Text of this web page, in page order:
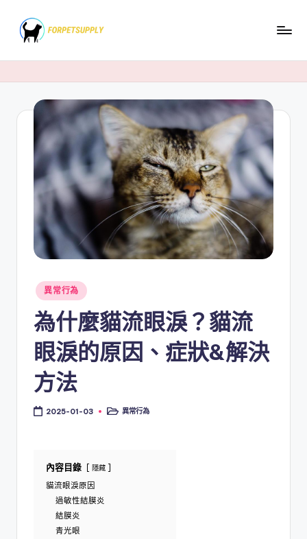
content
Posted
in
異常行為
為什麼貓流眼淚？貓流
眼淚的原因、症狀&解決
方法
2025-01-03
Posted異常行為
內容目錄 隱藏
貓流眼淚原因
過敏性結膜炎
結膜炎
青光眼